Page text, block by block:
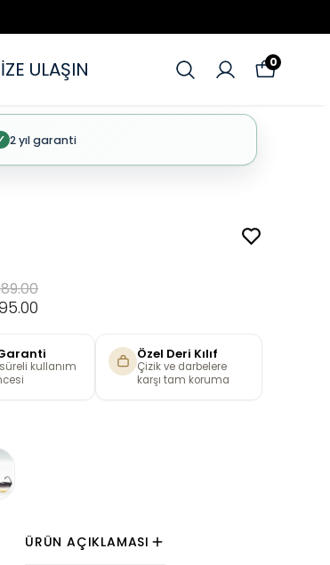
ULAŞIN 0
2 yıl garanti
Garanti
kullanım
Özel Deri Kılıf
Çizik ve darbelere
karşı tam koruma
ÜRÜN AÇIKLAMASI